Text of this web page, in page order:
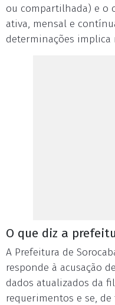
ou compartilhada) e o
ativa, mensal e
determinações implica
O que diz a
A Prefeitura de
responde à acusação
dados atualizados da
requerimentos e se,